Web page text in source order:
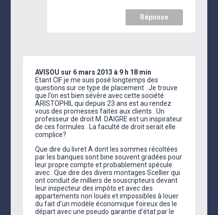
Réponse
AVISOU sur 6 mars 2013 à 9 h 18 min
Etant CIF je me suis posé longtemps des
questions sur ce type de placement . Je trouve
que l’on est bien sévère avec cette société
ARISTOPHIL qui depuis 23 ans est au rendez
vous des promesses faites aux clients . Un
professeur de droit M. DAIGRE est un inspirateur
de ces formules . La faculté de droit serait elle
complice?
Que dire du livret A dont les sommes récoltées
par les banques sont bine souvent gradées pour
leur propre compte et probablement spécule
avec . Que dire des divers montages Scellier qui
ont conduit de milliers de souscripteurs devant
leur inspecteur des impôts et avec des
appartements non loués et impossibles à louer
du fait d’un modèle économique foireux des le
départ avec une pseudo garantie d’état par le